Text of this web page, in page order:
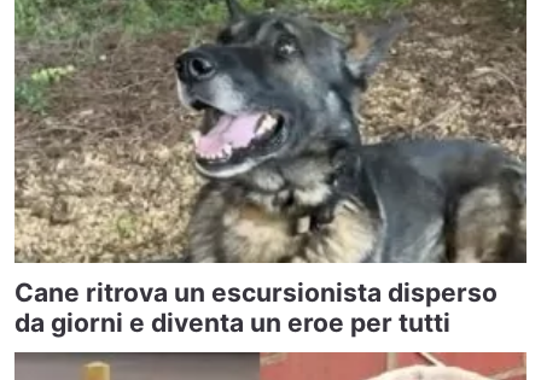
Cane ritrova un escursionista disperso
da giorni e diventa un eroe per tutti